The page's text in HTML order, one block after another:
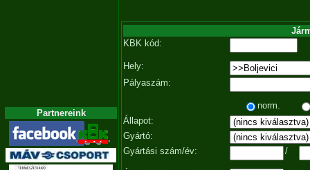
Partnereink
KBK kód:
Hely:
Pályaszám:
norm.
Állapot:
Gyártó:
Gyártási szám/év:
/